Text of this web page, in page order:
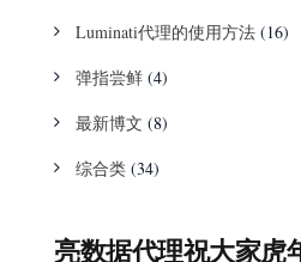
Luminati代理的使用方法 (16)
弹指尝鲜 (4)
最新博文 (8)
综合类 (34)
亮数据代理祝大家虎